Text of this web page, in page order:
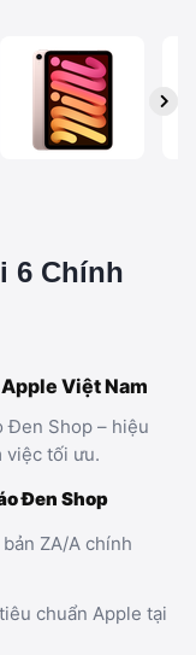
6 Chính
Việt Nam
Đen Shop – hiệu
việc tối ưu.
Đen Shop
ZA/A chính
chuẩn Apple tại